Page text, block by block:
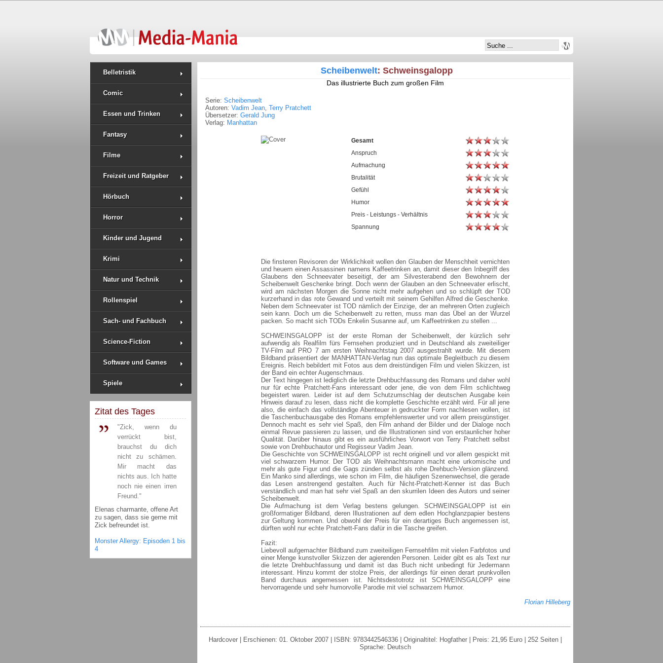
Belletristik
Comic
Essen und Trinken
Fantasy
Filme
Freizeit und Ratgeber
Hörbuch
Horror
Kinder und Jugend
Krimi
Natur und Technik
Rollenspiel
Sach- und Fachbuch
Science-Fiction
Software und Games
Spiele
Zitat des Tages
"Zick, wenn du
verrückt bist,
brauchst du dich
nicht zu schämen.
Mir macht das
nichts aus. Ich hatte
noch nie einen irren
Freund."
Elenas charmante, offene Art
zu sagen, dass sie gerne mit
Zick befreundet ist.
Monster Allergy: Episoden 1 bis
4
Scheibenwelt: Schweinsgalopp
Das illustrierte Buch zum großen Film
Serie: Scheibenwelt
Autoren: Vadim Jean, Terry Pratchett
Übersetzer: Gerald Jung
Verlag: Manhattan
Gesamt
Anspruch
Aufmachung
Brutalität
Gefühl
Humor
Preis - Leistungs - Verhältnis
Spannung
Die finsteren Revisoren der Wirklichkeit wollen den Glauben der Menschheit vernichten
und heuern einen Assassinen namens Kaffeetrinken an, damit dieser den Inbegriff des
Glaubens den Schneevater beseitigt, der am Silvesterabend den Bewohnern der
Scheibenwelt Geschenke bringt. Doch wenn der Glauben an den Schneevater erlischt,
wird am nächsten Morgen die Sonne nicht mehr aufgehen und so schlüpft der TOD
kurzerhand in das rote Gewand und verteilt mit seinem Gehilfen Alfred die Geschenke.
Neben dem Schneevater ist TOD nämlich der Einzige, der an mehreren Orten zugleich
sein kann. Doch um die Scheibenwelt zu retten, muss man das Übel an der Wurzel
packen. So macht sich TODs Enkelin Susanne auf, um Kaffeetrinken zu stellen ...
SCHWEINSGALOPP ist der erste Roman der Scheibenwelt, der kürzlich sehr
aufwendig als Realfilm fürs Fernsehen produziert und in Deutschland als zweiteiliger
TV-Film auf PRO 7 am ersten Weihnachtstag 2007 ausgestrahlt wurde. Mit diesem
Bildband präsentiert der MANHATTAN-Verlag nun das optimale Begleitbuch zu diesem
Ereignis. Reich bebildert mit Fotos aus dem dreistündigen Film und vielen Skizzen, ist
der Band ein echter Augenschmaus.
Der Text hingegen ist lediglich die letzte Drehbuchfassung des Romans und daher wohl
nur für echte Pratchett-Fans interessant oder jene, die von dem Film schlichtweg
begeistert waren. Leider ist auf dem Schutzumschlag der deutschen Ausgabe kein
Hinweis darauf zu lesen, dass nicht die komplette Geschichte erzählt wird. Für all jene
also, die einfach das vollständige Abenteuer in gedruckter Form nachlesen wollen, ist
die Taschenbuchausgabe des Romans empfehlenswerter und vor allem preisgünstiger.
Dennoch macht es sehr viel Spaß, den Film anhand der Bilder und der Dialoge noch
einmal Revue passieren zu lassen, und die Illustrationen sind von erstaunlicher hoher
Qualität. Darüber hinaus gibt es ein ausführliches Vorwort von Terry Pratchett selbst
sowie von Drehbuchautor und Regisseur Vadim Jean.
Die Geschichte von SCHWEINSGALOPP ist recht originell und vor allem gespickt mit
viel schwarzem Humor. Der TOD als Weihnachtsmann macht eine urkomische und
mehr als gute Figur und die Gags zünden selbst als rohe Drehbuch-Version glänzend.
Ein Manko sind allerdings, wie schon im Film, die häufigen Szenenwechsel, die gerade
das Lesen anstrengend gestalten. Auch für Nicht-Pratchett-Kenner ist das Buch
verständlich und man hat sehr viel Spaß an den skurrilen Ideen des Autors und seiner
Scheibenwelt.
Die Aufmachung ist dem Verlag bestens gelungen. SCHWEINSGALOPP ist ein
großformatiger Bildband, deren Illustrationen auf dem edlen Hochglanzpapier bestens
zur Geltung kommen. Und obwohl der Preis für ein derartiges Buch angemessen ist,
dürften wohl nur echte Pratchett-Fans dafür in die Tasche greifen.
Fazit:
Liebevoll aufgemachter Bildband zum zweiteiligen Fernsehfilm mit vielen Farbfotos und
einer Menge kunstvoller Skizzen der agierenden Personen. Leider gibt es als Text nur
die letzte Drehbuchfassung und damit ist das Buch nicht unbedingt für Jedermann
interessant. Hinzu kommt der stolze Preis, der allerdings für einen derart prunkvollen
Band durchaus angemessen ist. Nichtsdestotrotz ist SCHWEINSGALOPP eine
hervorragende und sehr humorvolle Parodie mit viel schwarzem Humor.
Florian Hilleberg
Hardcover | Erschienen: 01. Oktober 2007 | ISBN: 9783442546336 | Originaltitel: Hogfather | Preis: 21,95 Euro | 252 Seiten |
Sprache: Deutsch